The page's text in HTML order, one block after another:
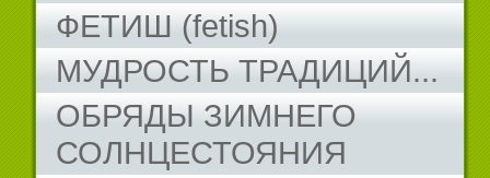
ФЕТИШ (fetish)
МУДРОСТЬ ТРАДИЦИЙ...
ОБРЯДЫ ЗИМНЕГО
СОЛНЦЕСТОЯНИЯ